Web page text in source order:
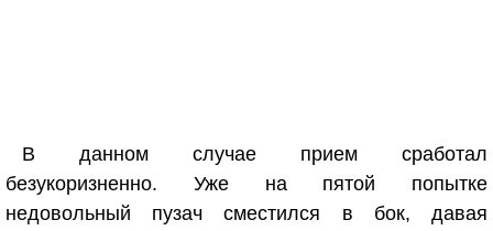
В данном случае прием сработал
безукоризненно. Уже на пятой попытке
недовольный пузач сместился в бок, давая